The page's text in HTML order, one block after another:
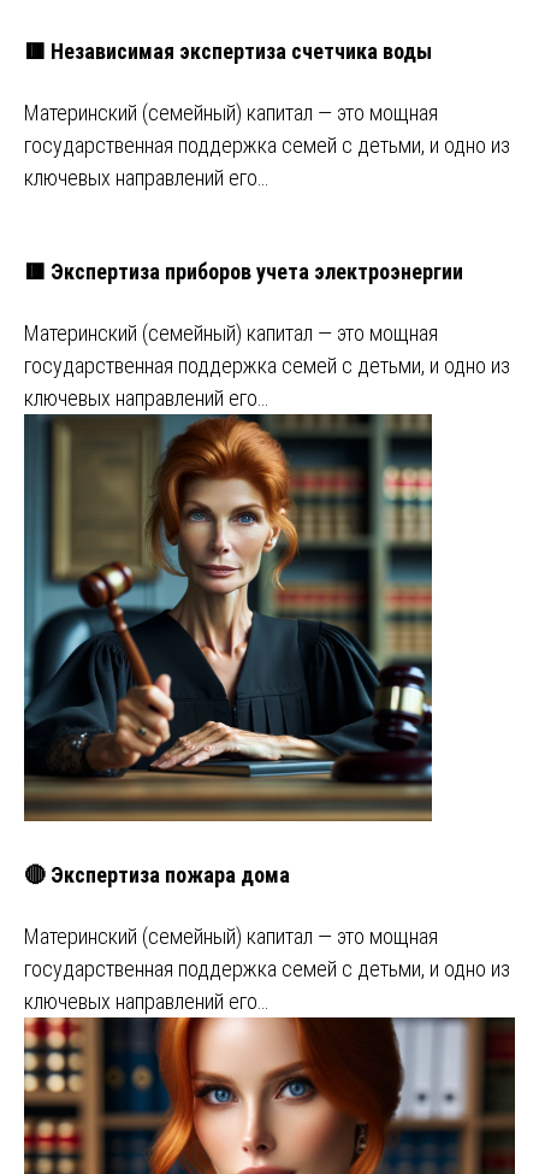
🟥 Независимая экспертиза счетчика воды
Материнский (семейный) капитал — это мощная
государственная поддержка семей с детьми, и одно из
ключевых направлений его…
🟥 Экспертиза приборов учета электроэнергии
Материнский (семейный) капитал — это мощная
государственная поддержка семей с детьми, и одно из
ключевых направлений его…
🔴 Экспертиза пожара дома
Материнский (семейный) капитал — это мощная
государственная поддержка семей с детьми, и одно из
ключевых направлений его…